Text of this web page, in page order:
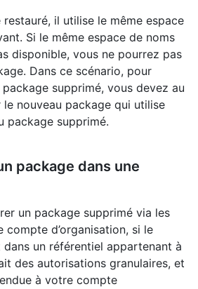
il utilise le même espace
Si le même espace de noms
disponible, vous ne pourrez pas
Dans ce scénario, pour
supprimé, vous devez au
nouveau package qui utilise
package supprimé.
package dans une
un package supprimé via les
compte d’organisation, si le
un référentiel appartenant à
des autorisations granulaires, et
à votre compte